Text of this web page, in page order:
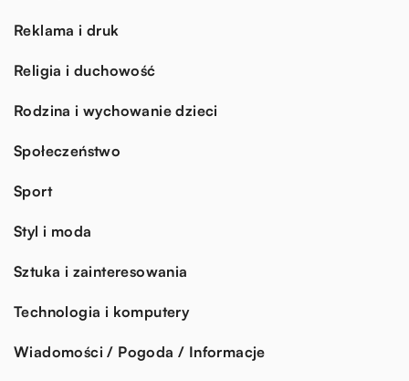
Reklama i druk
Religia i duchowość
Rodzina i wychowanie dzieci
Społeczeństwo
Sport
Styl i moda
Sztuka i zainteresowania
Technologia i komputery
Wiadomości / Pogoda / Informacje